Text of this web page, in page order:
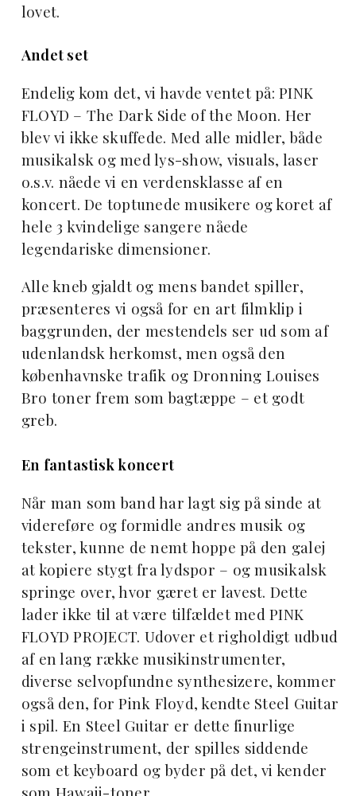
lovet.
Andet set
Endelig kom det, vi havde ventet på: PINK
FLOYD – The Dark Side of the Moon. Her
blev vi ikke skuffede. Med alle midler, både
musikalsk og med lys-show, visuals, laser
o.s.v. nåede vi en verdensklasse af en
koncert. De toptunede musikere og koret af
hele 3 kvindelige sangere nåede
legendariske dimensioner.
Alle kneb gjaldt og mens bandet spiller,
præsenteres vi også for en art filmklip i
baggrunden, der mestendels ser ud som af
udenlandsk herkomst, men også den
københavnske trafik og Dronning Louises
Bro toner frem som bagtæppe – et godt
greb.
En fantastisk koncert
Når man som band har lagt sig på sinde at
videreføre og formidle andres musik og
tekster, kunne de nemt hoppe på den galej
at kopiere stygt fra lydspor – og musikalsk
springe over, hvor gæret er lavest. Dette
lader ikke til at være tilfældet med PINK
FLOYD PROJECT. Udover et righoldigt udbud
af en lang række musikinstrumenter,
diverse selvopfundne synthesizere, kommer
også den, for Pink Floyd, kendte Steel Guitar
i spil. En Steel Guitar er dette finurlige
strengeinstrument, der spilles siddende
som et keyboard og byder på det, vi kender